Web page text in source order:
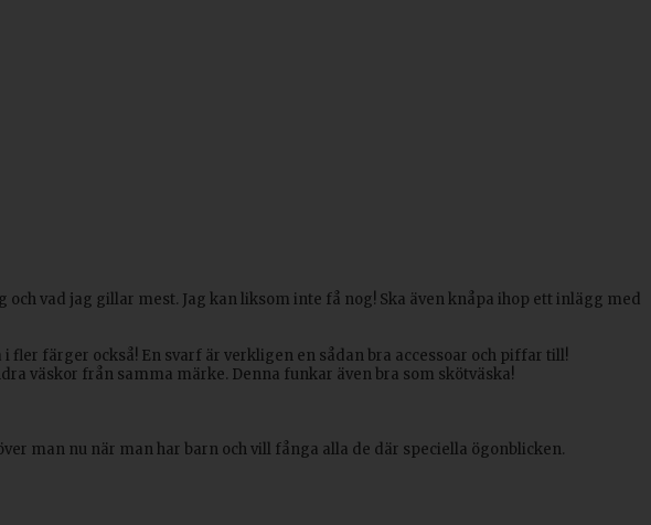
vad jag gillar mest. Jag kan liksom inte få nog! Ska även knåpa ihop ett inlägg med
fler färger också! En svarf är verkligen en sådan bra accessoar och piffar till!
väskor från samma märke. Denna funkar även bra som skötväska!
man nu när man har barn och vill fånga alla de där speciella ögonblicken.